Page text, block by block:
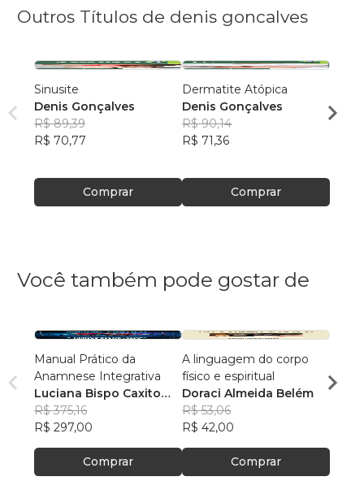
Outros Títulos de denis goncalves
Sinusite
Denis Gonçalves
R$ 89,39
R$ 70,77
Comprar
Dermatite Atópica
Denis Gonçalves
R$ 90,14
R$ 71,36
Comprar
Você também pode gostar de
Manual Prático da
Anamnese Integrativa
Luciana Bispo Caxito
Lopes Cançado
R$ 375,16
R$ 297,00
Comprar
A linguagem do corpo
físico e espiritual
Doraci Almeida Belém
R$ 53,06
R$ 42,00
Comprar